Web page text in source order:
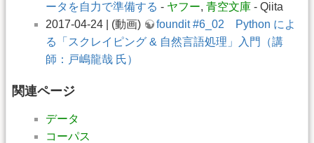
ータを自力で準備する - ヤフー, 青空文庫 - Qiita
2017-04-24 | (動画)
foundit #6_02 Python によ
る「スクレイピング & 自然言語処理」入門（講
師：戸嶋龍哉 氏）
関連ページ
データ
コーパス